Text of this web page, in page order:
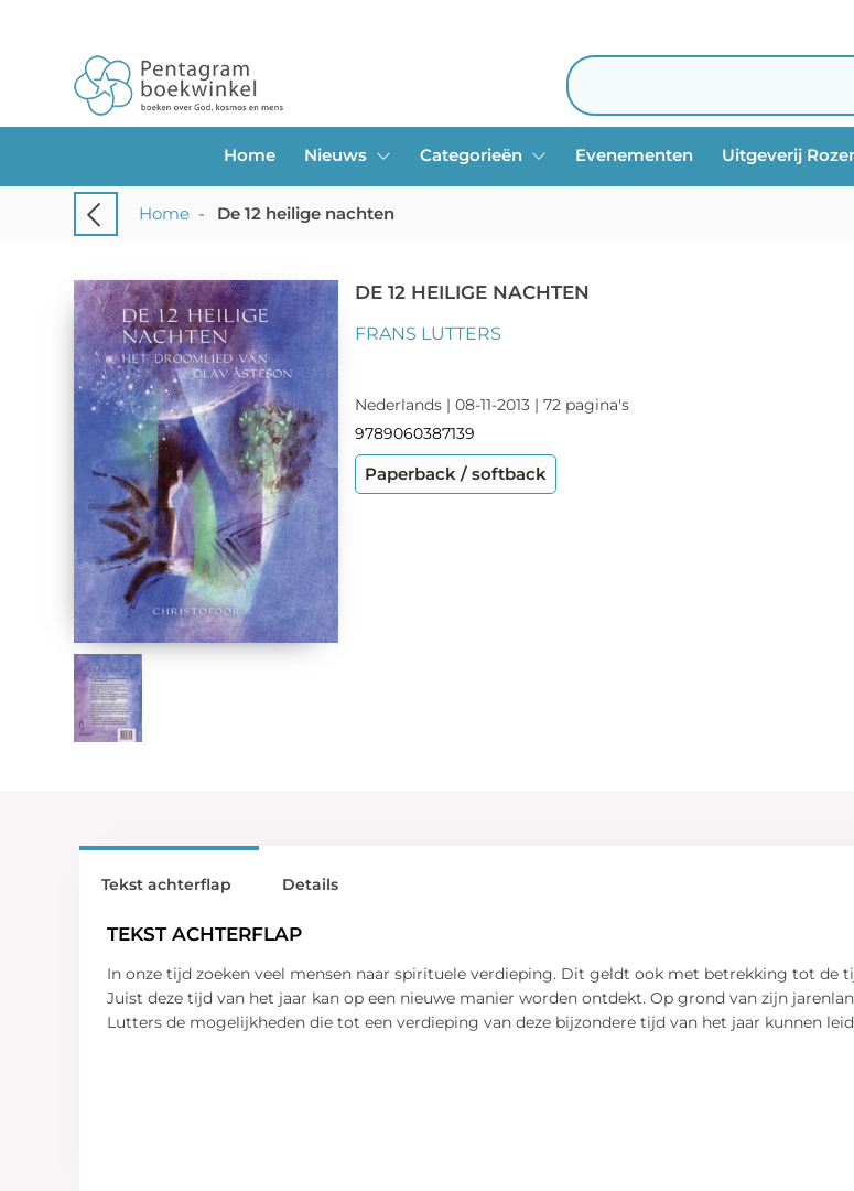
Home Nieuws Categorieën Evenementen Uitgeverij
Home - De 12 heilige nachten
DE 12 HEILIGE NACHTEN
FRANS LUTTERS
Nederlands | 08-11-2013 | 72 pagina's
9789060387139
Paperback / softback
Tekst achterflap
TEKST ACHTERFLAP
In onze tijd zoeken veel mensen naar spirituele verdieping. Dit geldt ook met betrekking tot de
Juist deze tijd van het jaar kan op een nieuwe manier worden ontdekt. Op grond van zijn
Lutters de mogelijkheden die tot een verdieping van deze bijzondere tijd van het jaar kunnen
Details